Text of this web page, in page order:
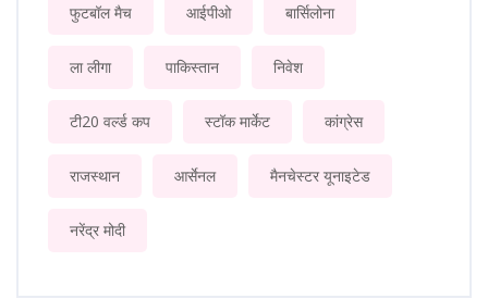
फुटबॉल मैच आईपीओ बार्सिलोना
ला लीगा पाकिस्तान निवेश
टी20 वर्ल्ड कप स्टॉक मार्केट कांग्रेस
राजस्थान आर्सेनल मैनचेस्टर यूनाइटेड
नरेंद्र मोदी